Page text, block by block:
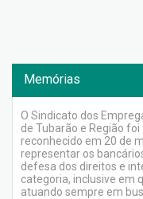
Memórias
O Sindicato dos
de Tubarão e Região
reconhecido em 20 de
representar os
defesa dos direitos e
categoria, inclusive em
atuando sempre em